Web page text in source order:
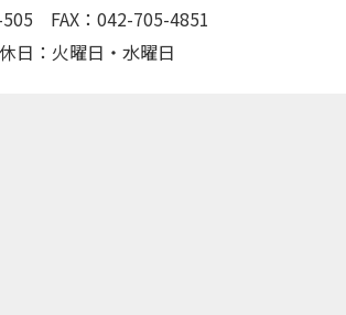
FAX：042-705-4851
日：火曜日・水曜日